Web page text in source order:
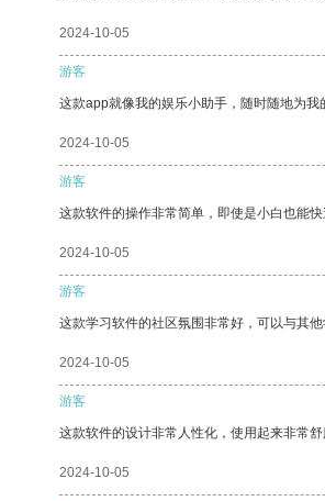
2024-10-05
游客
这款app就像我的娱乐小助手，随时随地为我
2024-10-05
游客
这款软件的操作非常简单，即使是小白也能快
2024-10-05
游客
这款学习软件的社区氛围非常好，可以与其他
2024-10-05
游客
这款软件的设计非常人性化，使用起来非常舒
2024-10-05